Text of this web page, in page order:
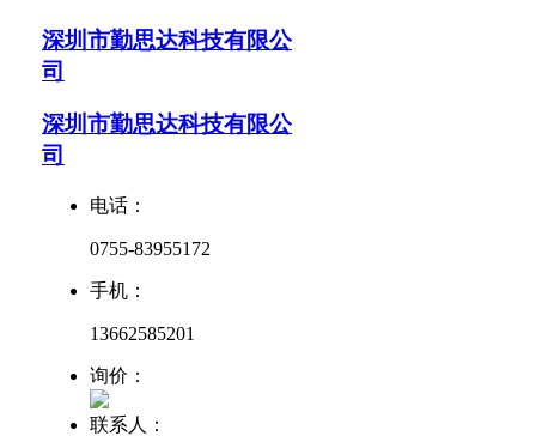
深圳市勤思达科技有限公
司
深圳市勤思达科技有限公
司
电话：
0755-83955172
手机：
13662585201
询价：
联系人：